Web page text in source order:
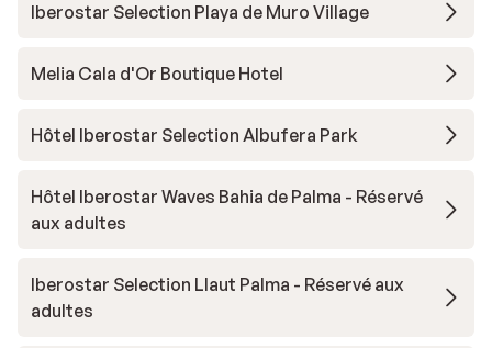
Iberostar Selection Playa de Muro Village
Melia Cala d'Or Boutique Hotel
Hôtel Iberostar Selection Albufera Park
Hôtel Iberostar Waves Bahia de Palma - Réservé
aux adultes
Iberostar Selection Llaut Palma - Réservé aux
adultes